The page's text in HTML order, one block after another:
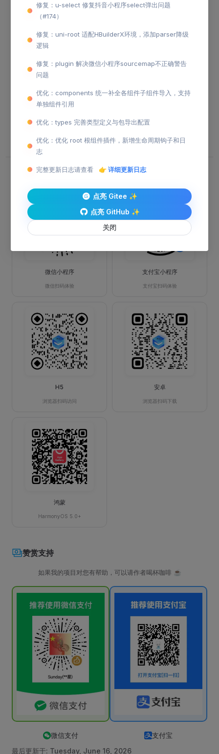
修复：u-select 修复抖音小程序select弹出问题
（#174）
修复：uni-root 适配HBuilderX环境，添加parser降级
逻辑
修复：plugin 解决微信小程序sourcemap不正确警告
问题
优化：components 统一补全各组件子组件导入，支持
单独组件引用
优化：types 完善类型定义与包导出配置
优化：优化 root 根组件插件，新增生命周期钩子和日
志
完整更新日志请查看 👉 详细更新日志
点亮 Gitee ✨
点亮 GitHub ✨
关闭
文档中也有相应的演示示例，但它是通过
览器 F12 手机调试模式无问题)无法使用，造成组件有
建议您只在浏览文档时使用文档右侧的演示功
能，电脑示例由于分辨率和 uni-app 用 rpx 单位的问
题，显示可能会不够细致，请通过微信扫码小程序体验最
佳的效果。
扫码预览
微信小程序
微信扫码体验
支付宝小程序
支付宝扫码体验
H5
浏览器扫码访问
安卓
浏览器扫码下载
鸿蒙
HarmonyOS 5.0+
赞赏支持
如果我的项目对您有帮助，可以请作者喝杯咖啡 ☕️
微信支付
支付宝
最后更新于: Tuesday, June 16, 2026